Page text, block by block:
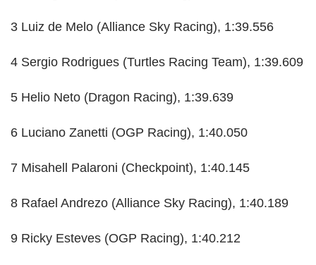
3 Luiz de Melo (Alliance Sky Racing), 1:39.556
4 Sergio Rodrigues (Turtles Racing Team), 1:39.609
5 Helio Neto (Dragon Racing), 1:39.639
6 Luciano Zanetti (OGP Racing), 1:40.050
7 Misahell Palaroni (Checkpoint), 1:40.145
8 Rafael Andrezo (Alliance Sky Racing), 1:40.189
9 Ricky Esteves (OGP Racing), 1:40.212